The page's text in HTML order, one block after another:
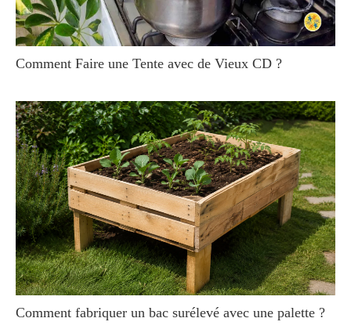
Comment Faire une Tente avec de Vieux CD ?
Comment fabriquer un bac surélevé avec une palette ?